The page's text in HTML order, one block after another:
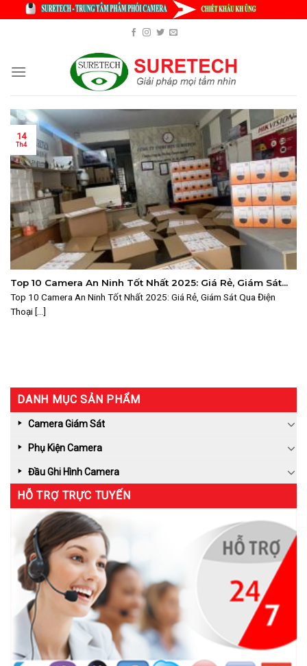
Top 10 Camera An Ninh Tốt Nhất 2025: Giá Rẻ, Giám Sát
Qua Điện Thoại
Top 10 Camera An Ninh Tốt Nhất 2025: Giá Rẻ, Giám Sát Qua Điện
Thoại [...]
14
Th4
DANH MỤC SẢN PHẨM
Camera Giám Sát
Phụ Kiện Camera
Đầu Ghi Hình Camera
HỖ TRỢ TRỰC TUYẾN